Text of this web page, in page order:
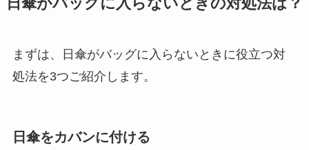
日傘がバッグに入らないときの対処法は？
まずは、日傘がバッグに入らないときに役立つ対
処法を3つご紹介します。
日傘をカバンに付ける